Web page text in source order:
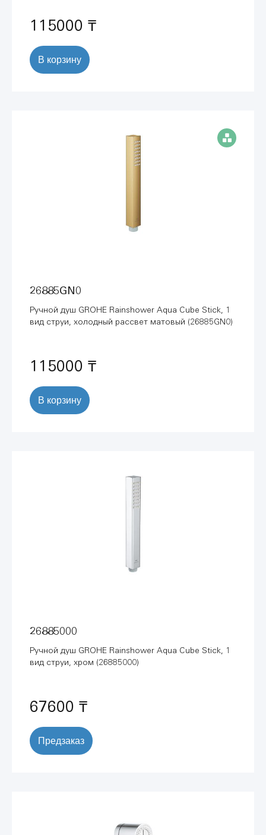
115000 ₸
В корзину
26885GN0
Ручной душ GROHE Rainshower Aqua Cube Stick, 1
вид струи, холодный рассвет матовый (26885GN0)
115000 ₸
В корзину
26885000
Ручной душ GROHE Rainshower Aqua Cube Stick, 1
вид струи, хром (26885000)
67600 ₸
Предзаказ